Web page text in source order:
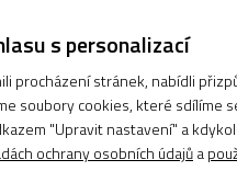
s personalizací
procházení stránek, nabídli
soubory cookies, které sdílíme
"Upravit nastavení" a
ochrany osobních údajůa